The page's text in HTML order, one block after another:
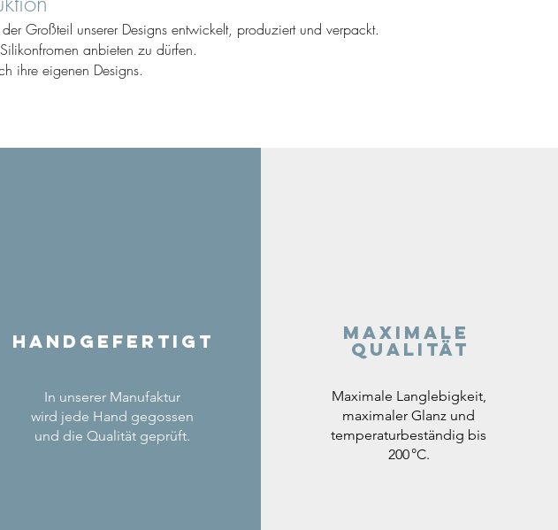
Großteil unserer Designs entwickelt, produziert und verpackt.
anbieten zu dürfen.
ihre eigenen Designs.
Handgefertigt
In unserer Manufaktur
wird jede Hand gegossen
und die Qualität geprüft.
Maximale
Qualität
Maximale Langlebigkeit,
maximaler Glanz und
temperaturbeständig bis
200 °C.